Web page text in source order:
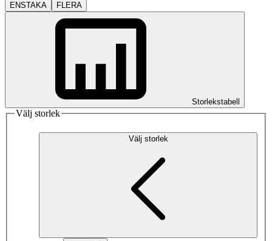
ENSTAKA FLERA
Storlekstabell
Välj storlek
Välj storlek